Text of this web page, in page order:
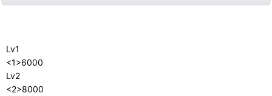
Lv1
<1>6000
Lv2
<2>8000